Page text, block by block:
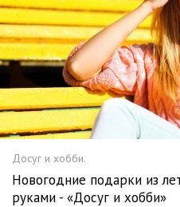
Досуг и хобби.
Новогодние подарки из
руками - «Досуг и хобби»